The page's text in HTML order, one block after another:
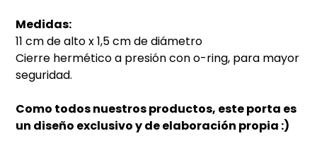
Medidas:
11 cm de alto x 1,5 cm de diámetro
Cierre hermético a presión con o-ring, para mayor
seguridad.
Como todos nuestros productos, este porta es
un diseño exclusivo y de elaboración propia :)